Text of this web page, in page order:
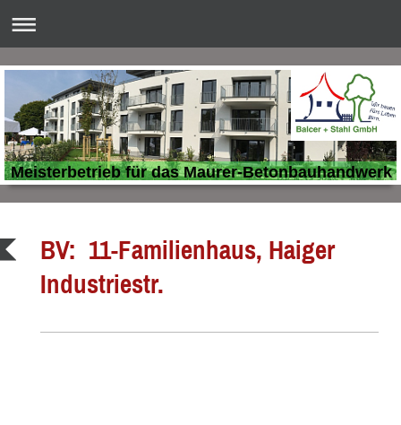
Meisterbetrieb für das Maurer-Betonbauhandwerk
BV: 11-Familienhaus, Haiger
Industriestr.